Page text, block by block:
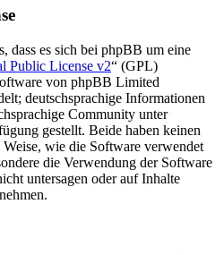
dass es sich bei phpBB um eine
Public License v2“ (GPL)
von phpBB Limited
deutschsprachige Informationen
Community unter
gestellt. Beide haben keinen
wie die Software verwendet
die Verwendung der Software
untersagen oder auf Inhalte